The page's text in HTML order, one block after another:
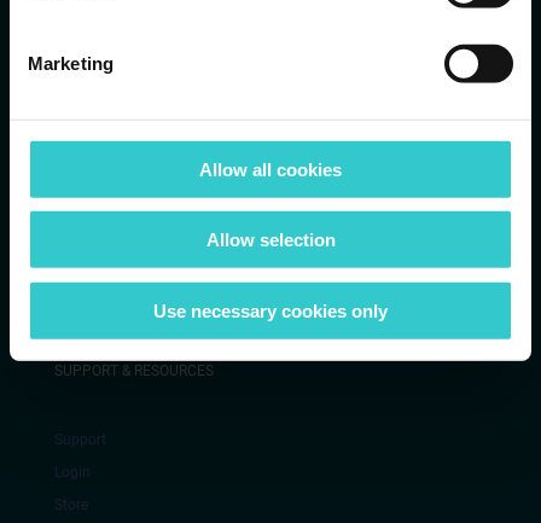
Marketing
Allow all cookies
Allow selection
Use necessary cookies only
ABOUT US
Home
Kontakt
GS1 Mitgliedsorganisationen
SUPPORT & RESOURCES
Support
Login
Store